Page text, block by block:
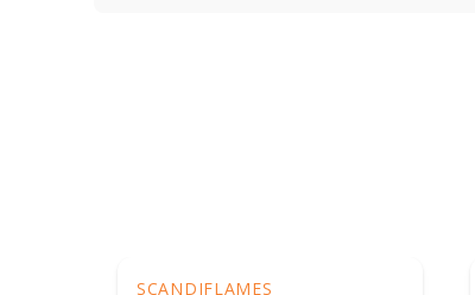
SCANDIFLAMES